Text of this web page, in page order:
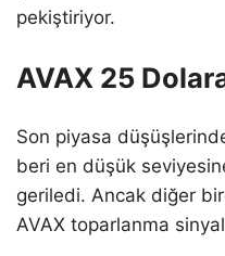
pekiştiriyor.
AVAX 25
Son piyasa
beri en düşük
geriledi. Ancak diğer
AVAX toparlanma